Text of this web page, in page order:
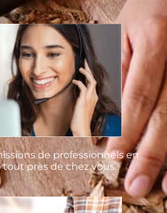
de professionnels en
près de chez vous.